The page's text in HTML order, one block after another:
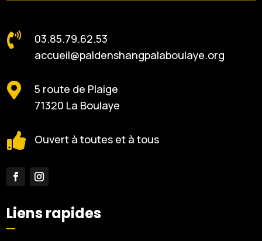

03.85.79.62.53
accueil@paldenshangpalaboulaye.org

5 route de Plaige
71320 La Boulaye
 Ouvert à toutes et à tous
Liens rapides